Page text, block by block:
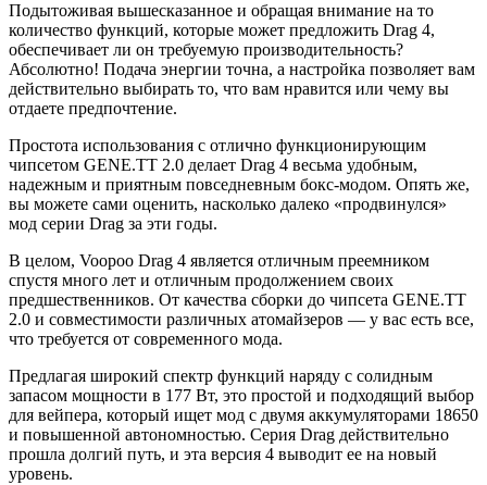
Подытоживая вышесказанное и обращая внимание на то
количество функций, которые может предложить Drag 4,
обеспечивает ли он требуемую производительность?
Абсолютно! Подача энергии точна, а настройка позволяет вам
действительно выбирать то, что вам нравится или чему вы
отдаете предпочтение.
Простота использования с отлично функционирующим
чипсетом GENE.TT 2.0 делает Drag 4 весьма удобным,
надежным и приятным повседневным бокс-модом. Опять же,
вы можете сами оценить, насколько далеко «продвинулся»
мод серии Drag за эти годы.
В целом, Voopoo Drag 4 является отличным преемником
спустя много лет и отличным продолжением своих
предшественников. От качества сборки до чипсета GENE.TT
2.0 и совместимости различных атомайзеров — у вас есть все,
что требуется от современного мода.
Предлагая широкий спектр функций наряду с солидным
запасом мощности в 177 Вт, это простой и подходящий выбор
для вейпера, который ищет мод с двумя аккумуляторами 18650
и повышенной автономностью. Серия Drag действительно
прошла долгий путь, и эта версия 4 выводит ее на новый
уровень.